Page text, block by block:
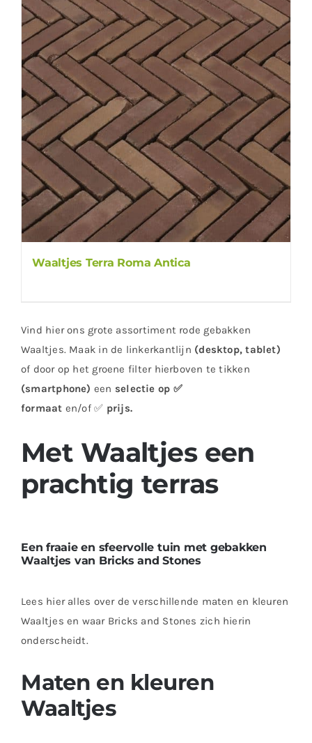
Waaltjes Terra Roma Antica
Vind hier ons grote assortiment rode gebakken
Waaltjes. Maak in de linkerkantlijn (desktop, tablet)
of door op het groene filter hierboven te tikken
(smartphone) een selectie op ✅
formaat en/of ✅ prijs.
Met Waaltjes een
prachtig terras
Een fraaie en sfeervolle tuin met gebakken
Waaltjes van Bricks and Stones
Lees hier alles over de verschillende maten en kleuren
Waaltjes en waar Bricks and Stones zich hierin
onderscheidt.
Maten en kleuren
Waaltjes